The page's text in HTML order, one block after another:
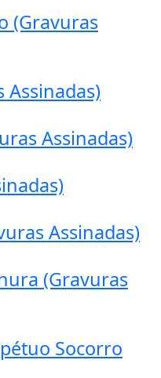
(Gravuras
Assinadas)
Assinadas)
Assinadas)
(Gravuras
Socorro